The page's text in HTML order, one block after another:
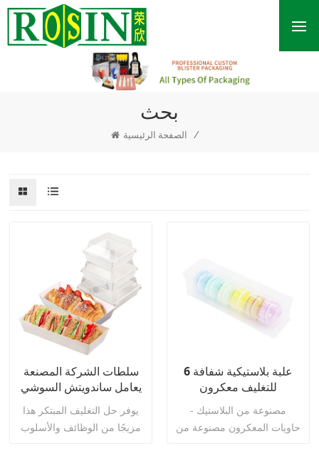
بحث
الصفحة الرئيسية /
سلطات الشركة المصنعة
يعامل ساندويتش السوشي
حاويات الوجبات الجاهزة
صندوق الوجبات الجاهزة
صناديق ورق الكرافت مع
يوفر حل التغليف المبتكر هذا
مزيجًا من الوظائف والأسلوب
6 علبة بلاستيكية شفافة
للتغليف معكرون
مصنوعة من البلاستيك -
حاويات المعكرون مصنوعة من